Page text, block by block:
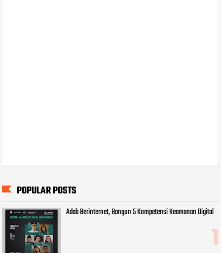
POPULAR POSTS
Adab Berinternet, Bangun 5 Kompetensi Keamanan Digital